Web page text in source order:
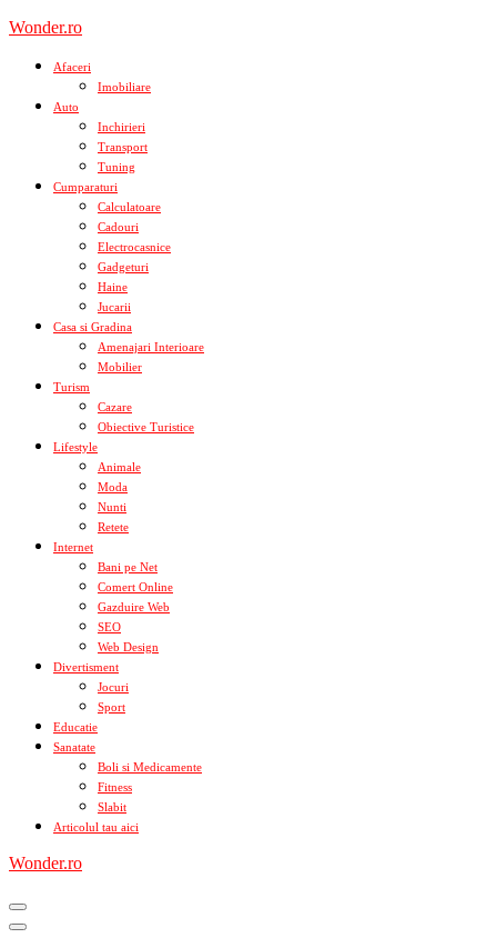
Skip
content
Wonder.ro
Afaceri
Imobiliare
Auto
Inchirieri
Transport
Tuning
Cumparaturi
Calculatoare
Cadouri
Electrocasnice
Gadgeturi
Haine
Jucarii
Casa si Gradina
Amenajari Interioare
Mobilier
Turism
Cazare
Obiective Turistice
Lifestyle
Animale
Moda
Nunti
Retete
Internet
Bani pe Net
Comert Online
Gazduire Web
SEO
Web Design
Divertisment
Jocuri
Sport
Educatie
Sanatate
Boli si Medicamente
Fitness
Slabit
Articolul tau aici
Wonder.ro